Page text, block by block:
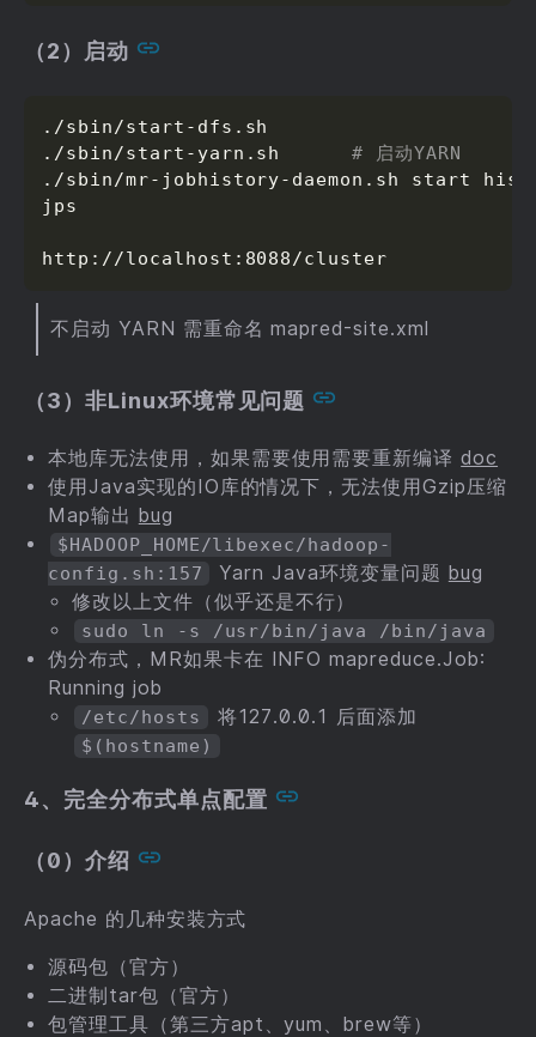
（2）启动
./sbin/start-dfs.sh
./sbin/start-yarn.sh # 启动YARN
./sbin/mr-jobhistory-daemon.sh start
jps
http://localhost:8088/cluster
不启动 YARN 需重命名 mapred-site.xml
（3）非Linux环境常见问题
本地库无法使用，如果需要使用需要重新编译doc
使用Java实现的IO库的情况下，无法使用Gzip压缩
Map输出 bug
$HADOOP_HOME/libexec/hadoop-
config.sh:157
Yarn Java环境变量问题 bug
修改以上文件（似乎还是不行）
sudo ln -s /usr/bin/java /bin/java
伪分布式，MR如果卡在 INFO mapreduce.Job:
Running job
/etc/hosts 将127.0.0.1 后面添加
$(hostname)
4、完全分布式单点配置
（0）介绍
Apache 的几种安装方式
源码包（官方）
二进制tar包（官方）
包管理工具（第三方apt、yum、brew等）